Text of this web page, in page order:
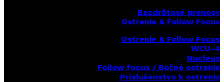
Bezdrôtové prenosy
Ostrenie & Follow Focus
Ostrenie & Follow Focus
WCU-4
Nucleus
Follow focus / Bočné ostrenie
Príslušenstvo k ostreniu